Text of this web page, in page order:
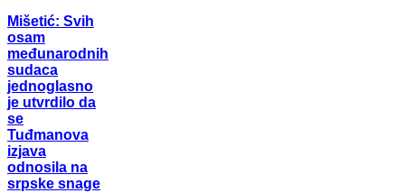
Mišetić: Svih
osam
međunarodnih
sudaca
jednoglasno
je utvrdilo da
se
Tuđmanova
izjava
odnosila na
srpske snage